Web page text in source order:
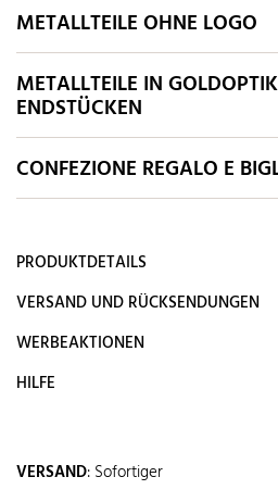
METALLTEILE OHNE LOGO
METALLTEILE IN
ENDSTÜCKEN
CONFEZIONE REGALO E
PRODUKTDETAILS
VERSAND UND RÜCKSENDUNGEN
WERBEAKTIONEN
HILFE
VERSAND: Sofortiger